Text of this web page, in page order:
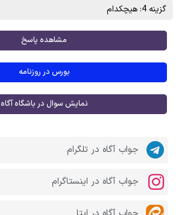
گزینه 4: هیچکدام
مشاهده پاسخ
بورس در روزنامه
نمایش سوال در باشگاه آگاه
جواب آگاه در تلگرام
جواب آگاه در اینستاگرام